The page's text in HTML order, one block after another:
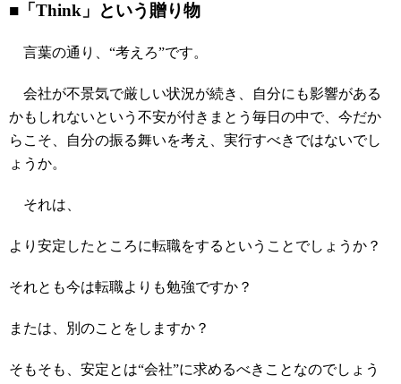
■「Think」という贈り物
言葉の通り、“考えろ”です。
会社が不景気で厳しい状況が続き、自分にも影響がある
かもしれないという不安が付きまとう毎日の中で、今だか
らこそ、自分の振る舞いを考え、実行すべきではないでし
ょうか。
それは、
より安定したところに転職をするということでしょうか？
それとも今は転職よりも勉強ですか？
または、別のことをしますか？
そもそも、安定とは“会社”に求めるべきことなのでしょう